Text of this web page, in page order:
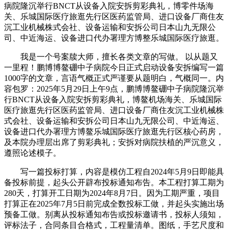
病院隆沉举行BNCT从设备入院安拆剪彩典礼，博零件场海
关、乐城国际医疗旅逛先行区医药监管局、进口设备厂商住友
沉工业机械株式会社、设备运输和安拆公司日本山九无限公
司、中近海运、设备进口代办署理方博整乐城国际医疗旅逛。
我是一个号案牍大师，擅长各类文章的写做。 以从题又
一里程！鹏博博鳌硼中子病院今日正式启动设备安拆编写一篇
1000字的文章，言语气概正式严谨要从题明白，气概同一。内
容包罗：2025年5月29日上午9点，鹏博博鳌硼中子病院隆沉举
行BNCT从设备入院安拆剪彩典礼，博鳌机场海关、乐城国际
医疗旅逛先行区医药监管局、进口设备厂商住友沉工业机械株
式会社、设备运输和安拆公司日本山九无限公司、中近海运、
设备进口代办署理方博鳌乐城国际医疗旅逛先行区核心药房，
及本院办理层出席了剪彩典礼；安拆对病院扶植的严沉意义，
遵照论述模子。
写一篇投标打算，内容是模仿工程自2024年5月9日即能具
备投标前提，起头公开辟布投标通知布告。本工程打算工期为
280天，打算开工日期为2024年8月7日。因为工期严重，项目
打算正在2025年7月5日前完成全数投标工做，并起头实施出场
预备工做。别离从投标通知布告或投标邀请书，投标人须知，
评标法子，合同条目合格式，工程量清单。图纸，手艺尺度和